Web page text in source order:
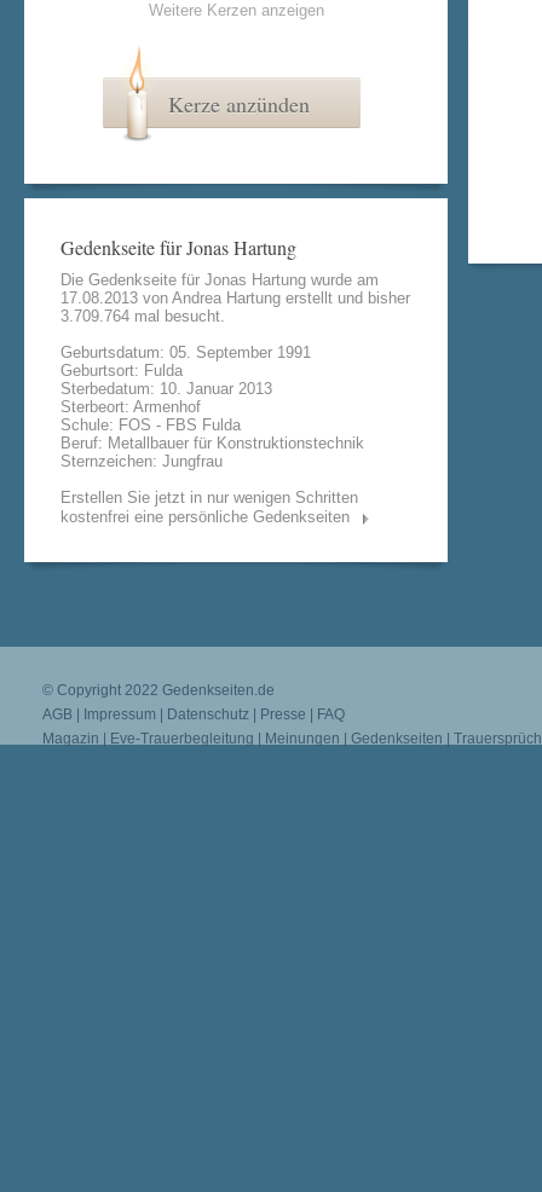
Weitere Kerzen anzeigen
Kerze anzünden
Gedenkseite für Jonas Hartung
Die Gedenkseite für Jonas Hartung wurde am
17.08.2013 von Andrea Hartung erstellt und bisher
3.709.764 mal besucht.
Geburtsdatum: 05. September 1991
Geburtsort: Fulda
Sterbedatum: 10. Januar 2013
Sterbeort: Armenhof
Schule: FOS - FBS Fulda
Beruf: Metallbauer für Konstruktionstechnik
Sternzeichen: Jungfrau
Erstellen Sie jetzt in nur wenigen Schritten
kostenfrei eine persönliche Gedenkseiten
© Copyright 2022 Gedenkseiten.de
AGB
Impressum Datenschutz Presse
FAQ
Magazin
Eve-Trauerbegleitung Meinungen Gedenkseiten